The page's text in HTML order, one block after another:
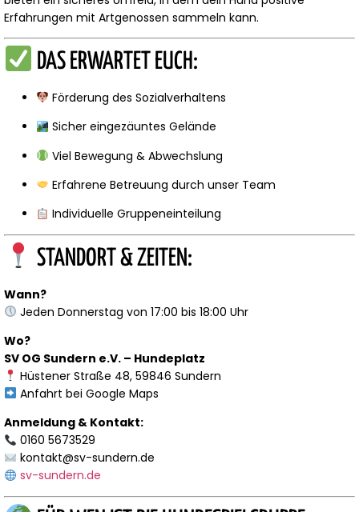
Erfahrungen mit Artgenossen sammeln kann.
DAS ERWARTET EUCH:
Förderung des Sozialverhaltens
Sicher eingezäuntes Gelände
Viel Bewegung & Abwechslung
Erfahrene Betreuung durch unser Team
Individuelle Gruppeneinteilung
STANDORT & ZEITEN:
Wann?
Jeden Donnerstag von 17:00 bis 18:00 Uhr
Wo?
SV OG Sundern e.V. – Hundeplatz
Hüstener Straße 48, 59846 Sundern
Anfahrt bei Google Maps
Anmeldung & Kontakt:
0160 5673529
kontakt@sv-sundern.de
sv-sundern.de